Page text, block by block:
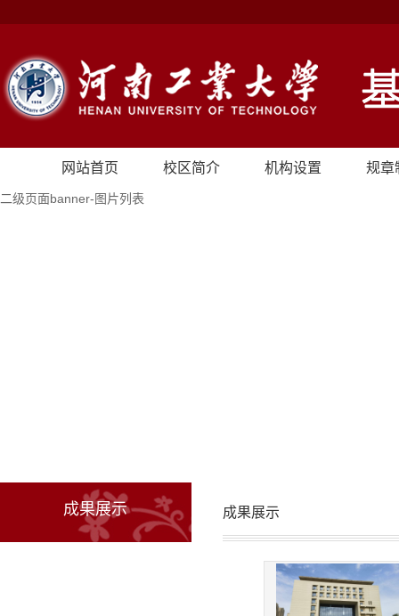
网站首页 校区简介 机构设置 规章
二级页面banner-图片列表
成果展示 成果展示